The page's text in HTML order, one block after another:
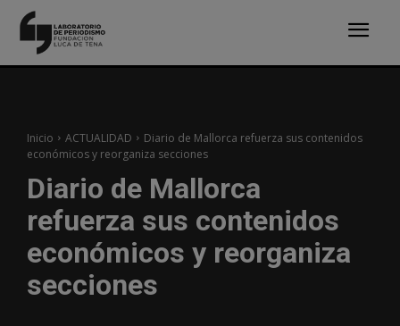
Inicio ACTUALIDAD
Diario de Mallorca refuerza sus contenidos
económicos y reorganiza secciones
Diario de Mallorca
refuerza sus contenidos
económicos y reorganiza
secciones